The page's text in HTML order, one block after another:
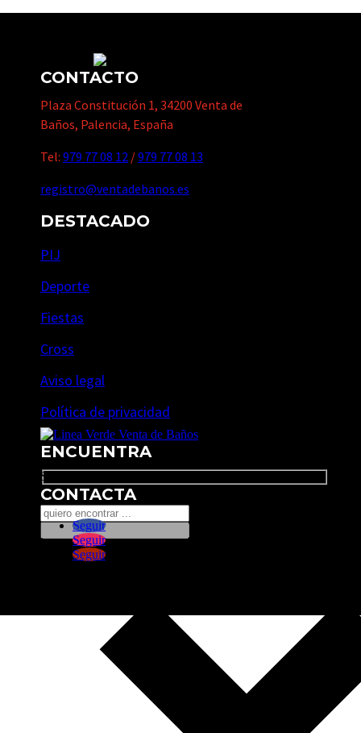
CONTACTO
Plaza Constitución 1, 34200 Venta de
Baños, Palencia, España
Tel: 979 77 08 12 /979 77 08 13
registro@ventadebanos.es
DESTACADO
PIJ
Deporte
Fiestas
Cross
Aviso legal
Política de privacidad
ENCUENTRA
Search
CONTACTA
Seguir
Seguir
Seguir